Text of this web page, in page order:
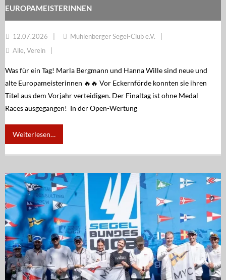
MSC Racing Team is coming
EUROPAMEISTERINNEN
12.07.2026
Mühlenberger Segel-Club e.V.
Alle, Verein
Was für ein Tag! Marla Bergmann und Hanna Wille sind neue und
alte Europameisterinnen 🔥🔥 Vor Eckernförde konnten sie ihren
Titel aus dem Vorjahr verteidigen. Der Finaltag ist ohne Medal
Races ausgegangen! In der Open-Wertung
Weiterlesen…